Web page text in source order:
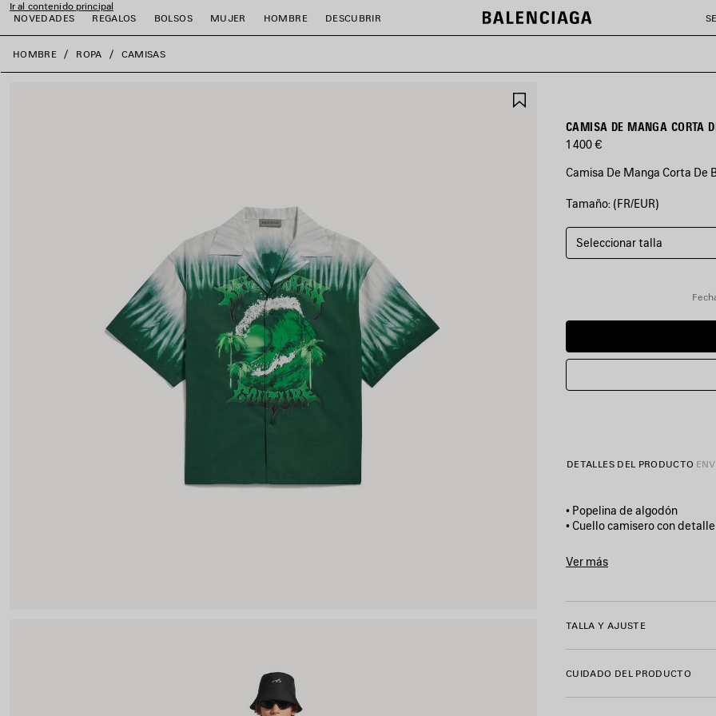
Ir al contenido principal
NOVEDADES
REGALOS BOLSOS MUJER HOMBRE DESCUBRIR
close the banner
HOMBRE ROPA CAMISAS
FAVORITOSCAMISA DE MANGA CORTA
1 400 €
Camisa De Manga Corta De
COLORES
VERDE/BLANCO
Verde/Blanco
Tamaño: (FR/EUR)
Seleccionar talla
DETALLES DEL PRODUCTO
• Popelina de algodón
• Cuello camisero con
• Manga corta
• Dobladillo recto
• Ilustración extreme tie
Ver más
TALLA Y AJUSTE
CUIDADO DEL PRODUCTO